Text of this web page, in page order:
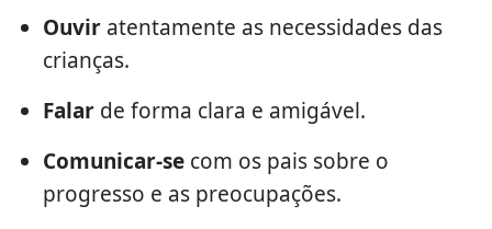
Ouvir atentamente as necessidades das
crianças.
Falar de forma clara e amigável.
Comunicar-se com os pais sobre o
progresso e as preocupações.